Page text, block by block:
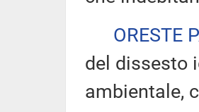
ORESTE
del dissesto
ambientale,